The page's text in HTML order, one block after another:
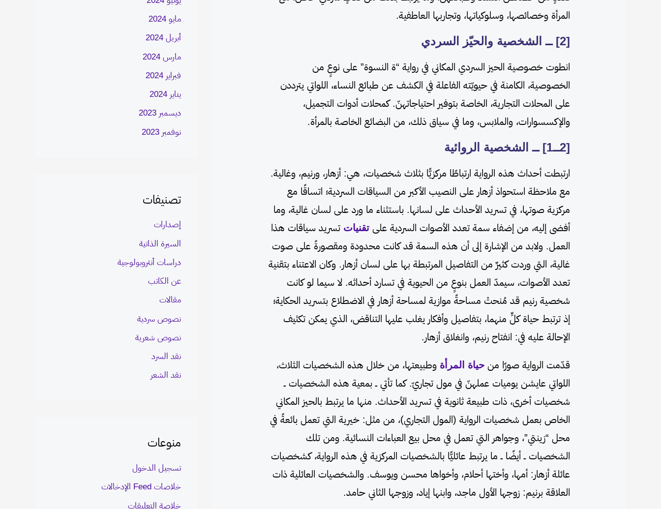
المرأة وخصائصها، وسلوكياتها، وتجاربها العاطفية.
[2] ــ الشخصية والحيّز السردي
انطوت خصوصية الحيز السردي المكاني في رواية “ة النسوة” على نوعٍ من
الخصوصية، الكامنة في حيويّته الفاعلة في الكشف عن طبائع النساء، اللواتي يترددن
على المحلات التجارية، الخاصة بتوفير احتياجاتهنّ. كمحلات أدوات التجميل،
والإكسسوارات، والملابس، وما في سياق ذلك، من البضائع الخاصة بالمرأة.
[2ــ1] ــ الشخصية الروائية
ارتبطت أحداث هذه الرواية ارتباطًا مركزيًّا بثلاث شخصيات، هي: أزهار، ورنيم، وغالية.
مع ملاحظة استحواذ أزهار على النصيب الأكبر من السياقات السردية؛ اتساقًا مع
مركزية صوتها، في تسريد الأحداث على لسانها. باستثناء ما ورد على لسان غالية، وما
أفضى إليه، من إضفاء سمة تعدد الأصوات السردية علىتقنياتتسريد سياقات هذا
العمل. ولابد من الإشارة إلى أن هذه السمة قد كانت محدودة ومقصورةً على صوت
غالية، التي وردت كثيرٌ من التفاصيل المرتبطة بها على لسان أزهار. وكان الاعتناء بتقنية
تعدد الأصوات، سيمدّ العمل بنوعٍ من الحيوية في تسارد أحداثه. لا سيما لو كانت
شخصية رنيم قد مُنحتْ مساحةً موازية لمساحة أزهار في الاضطلاع بتسريد الحكاية؛
إذ ترتبط حياة كلٍّ منهما، بتفاصيل وأفكار يغلب عليها التناقض، الذي يمكن تكثيف
الإحالة عليه في: انفتاح رنيم، وانغلاق أزهار.
قدّمت الرواية صورًا منحياة المرأة وطبيعتها، من خلال هذه الشخصيات الثلاث،
اللواتي عايشن يوميات عملهنّ في مول تجاريّ. كما تأتي ــ بمعية هذه الشخصيات ــ
شخصيات أخرى، ذات طبيعة ثانوية في تسريد الأحداث. منها ما يرتبط بالحيز المكاني
الخاص بعمل شخصيات الرواية (المول التجاري)، من مثل: خيرية التي تعمل بائعةً في
محل “زينتي”، وجواهر التي تعمل في محل بيع العباءات النسائية. ومن تلك
الشخصيات ــ أيضًا ــ ما يرتبط عائليًّا بالشخصيات المركزية في هذه الرواية، كشخصيات
عائلة أزهار: أمها، وأختها أحلام، وأخواها محسن ويوسف. والشخصيات العائلية ذات
العلاقة برنيم: زوجها الأول ماجد، وابنها إياد، وزوجها الثاني حامد.
مايو 2024
أبريل 2024
مارس 2024
فبراير 2024
يناير 2024
ديسمبر 2023
نوفمبر 2023
تصنيفات
إصدارات
السيرة الذاتية
دراسات أنثروبولوجية
عن الكاتب
مقالات
نصوص سردية
نصوص شعرية
نقد السرد
نقد الشعر
منوعات
تسجيل الدخول
خلاصات Feed الإدخالات
خلاصة التعليقات